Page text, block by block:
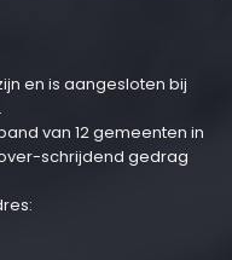
en is aangesloten bij
van 12 gemeenten in
schrijdend gedrag